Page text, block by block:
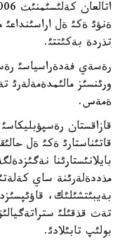
ةنؤئ ةكئ ةل
تذردة بةكئتتئ.
رةسةي فةدةراسياسئ
ورئنسئز مالئمدةمةلةرئ
ةمةس.
قازاقستان
قاتئناستارئ ةكئ ةل
بايلانئستارئنا
مذددةلةرئنة ساي
بةيبئتشئلئك،
تةث قذقئلئ
بولئپ تابئلادئ.